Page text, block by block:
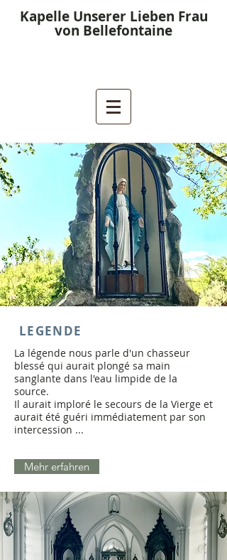
Kapelle Unserer Lieben Frau
von Bellefontaine
LEGENDE
La légende nous parle d'un chasseur
blessé qui aurait plongé sa main
sanglante dans l'eau limpide de la
source.
Il aurait imploré le secours de la Vierge et
aurait été guéri immédiatement par son
intercession ...
Mehr erfahren